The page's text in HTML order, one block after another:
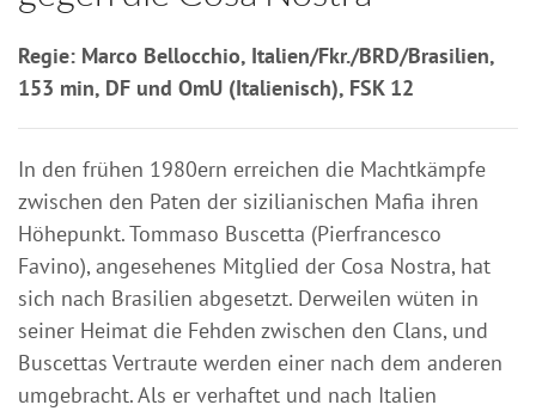
Regie: Marco Bellocchio, Italien/Fkr./BRD/Brasilien,
153 min, DF und OmU (Italienisch), FSK 12
In den frühen 1980ern erreichen die Machtkämpfe
zwischen den Paten der sizilianischen Mafia ihren
Höhepunkt. Tommaso Buscetta (Pierfrancesco
Favino), angesehenes Mitglied der Cosa Nostra, hat
sich nach Brasilien abgesetzt. Derweilen wüten in
seiner Heimat die Fehden zwischen den Clans, und
Buscettas Vertraute werden einer nach dem anderen
umgebracht. Als er verhaftet und nach Italien